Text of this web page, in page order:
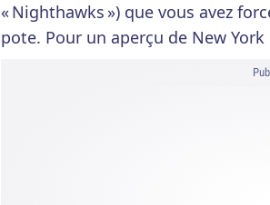
« Nighthawks ») que vous avez
pote. Pour un aperçu de New